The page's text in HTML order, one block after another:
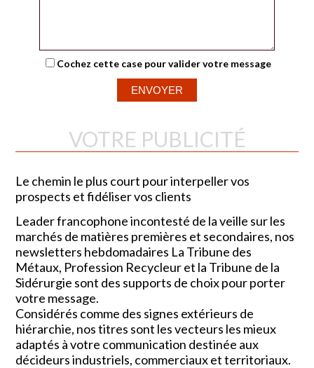
Cochez cette case pour valider votre message
VOTRE PUBLICITÉ
Le chemin le plus court pour interpeller vos
prospects et fidéliser vos clients
Leader francophone incontesté de la veille sur les
marchés de matières premières et secondaires, nos
newsletters hebdomadaires La Tribune des
Métaux, Profession Recycleur et la Tribune de la
Sidérurgie sont des supports de choix pour porter
votre message.
Considérés comme des signes extérieurs de
hiérarchie, nos titres sont les vecteurs les mieux
adaptés à votre communication destinée aux
décideurs industriels, commerciaux et territoriaux.